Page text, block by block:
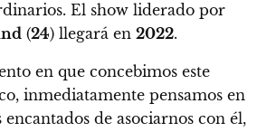
El show liderado por
(24) llegará en 2022.
en que concebimos este
inmediatamente pensamos en
encantados de asociarnos con él,